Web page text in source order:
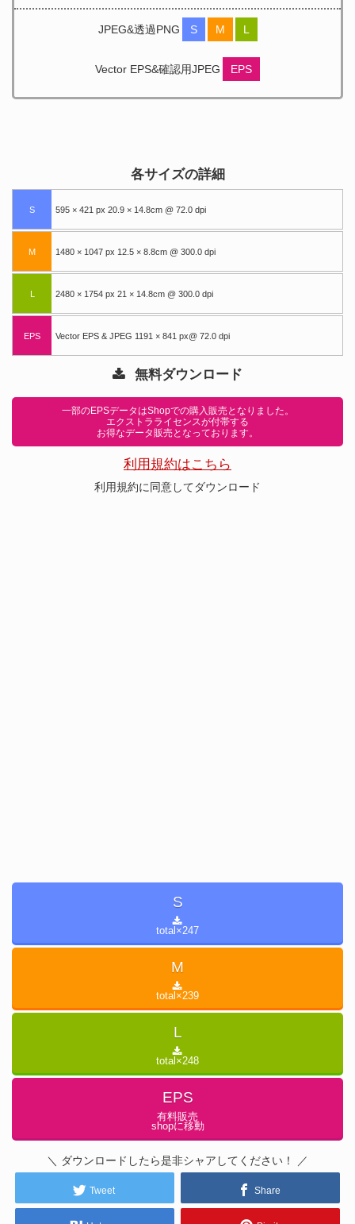
JPEG&透過PNG S M L
Vector EPS&確認用JPEG EPS
各サイズの詳細
S 595 × 421 px 20.9 × 14.8cm @ 72.0 dpi
M 1480 × 1047 px 12.5 × 8.8cm @ 300.0 dpi
L 2480 × 1754 px 21 × 14.8cm @ 300.0 dpi
EPS Vector EPS & JPEG 1191 × 841 px@ 72.0 dpi
無料ダウンロード
一部のEPSデータはShopでの購入販売となりました。
エクストラライセンスが付帯する
お得なデータ販売となっております。
利用規約はこちら
利用規約に同意してダウンロード
S
total×247
M
total×239
L
total×248
EPS
有料販売
shopに移動
＼ ダウンロードしたら是非シャアしてください！ ／
Tweet Share